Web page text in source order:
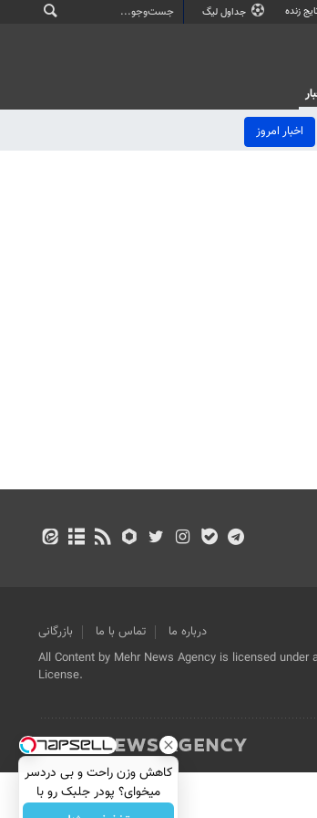
زنده جداول لیگ
اخبار امروز
درباره ما تماس با ما
بازرگانی
All Content by Mehr News Agency is licensed under
License.
کاهش وزن راحت و بی دردسر
میخوای؟ پودر جلبک رو با
نصف قیمت بخر!